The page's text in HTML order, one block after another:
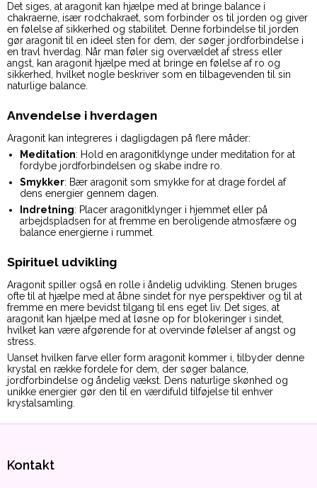
Det siges, at aragonit kan hjælpe med at bringe balance i
chakraerne, især rodchakraet, som forbinder os til jorden og giver
en følelse af sikkerhed og stabilitet. Denne forbindelse til jorden
gør aragonit til en ideel sten for dem, der søger jordforbindelse i
en travl hverdag. Når man føler sig overvældet af stress eller
angst, kan aragonit hjælpe med at bringe en følelse af ro og
sikkerhed, hvilket nogle beskriver som en tilbagevenden til sin
naturlige balance.
Anvendelse i hverdagen
Aragonit kan integreres i dagligdagen på flere måder:
Meditation: Hold en aragonitklynge under meditation for at
fordybe jordforbindelsen og skabe indre ro.
Smykker: Bær aragonit som smykke for at drage fordel af
dens energier gennem dagen.
Indretning: Placer aragonitklynger i hjemmet eller på
arbejdspladsen for at fremme en beroligende atmosfære og
balance energierne i rummet.
Spirituel udvikling
Aragonit spiller også en rolle i åndelig udvikling. Stenen bruges
ofte til at hjælpe med at åbne sindet for nye perspektiver og til at
fremme en mere bevidst tilgang til ens eget liv. Det siges, at
aragonit kan hjælpe med at løsne op for blokeringer i sindet,
hvilket kan være afgørende for at overvinde følelser af angst og
stress.
Uanset hvilken farve eller form aragonit kommer i, tilbyder denne
krystal en række fordele for dem, der søger balance,
jordforbindelse og åndelig vækst. Dens naturlige skønhed og
unikke energier gør den til en værdifuld tilføjelse til enhver
krystalsamling.
Kontakt